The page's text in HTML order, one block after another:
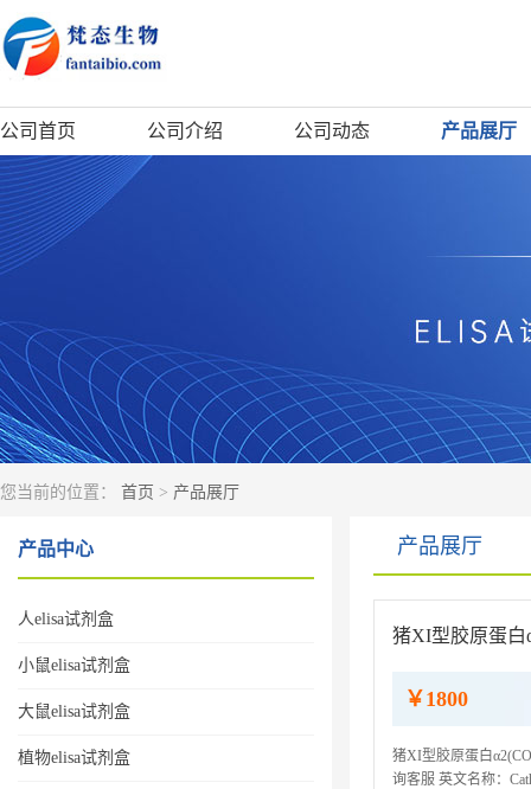
公司首页 公司介绍 公司动态 产品展厅
您当前的位置： 首页 > 产品展厅
产品中心
人elisa试剂盒
小鼠elisa试剂盒
大鼠elisa试剂盒
植物elisa试剂盒
产品展厅
猪XI型胶原蛋白
￥1800
猪XI型胶原蛋白
询客服 英文名称：